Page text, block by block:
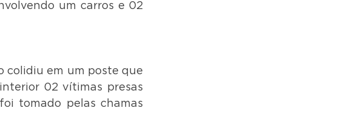
um carros e 02
colidiu em um poste que
02 vítimas presas
tomado pelas chamas